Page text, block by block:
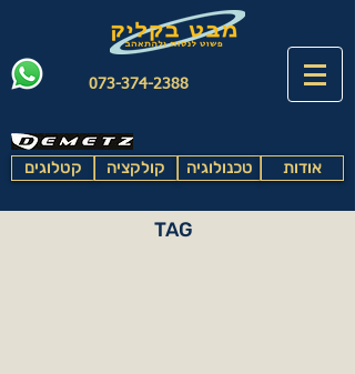
073-374-2388
קטלוגים קולקציה טכנולוגיה אודות
TAG